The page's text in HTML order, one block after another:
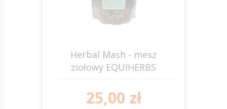
Herbal Mash - mesz
ziołowy EQUIHERBS
25,00 zł